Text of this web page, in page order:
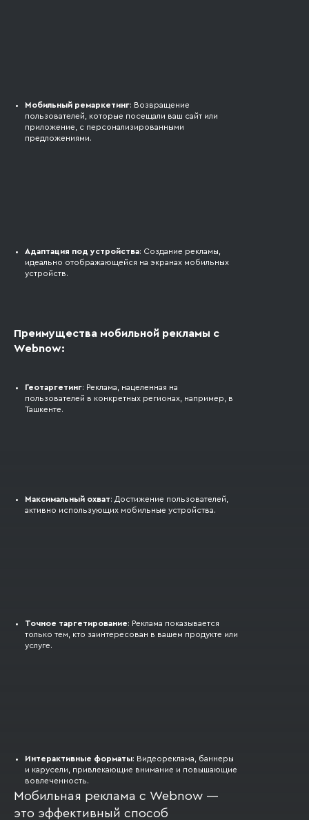
Мобильный ремаркетинг: Возвращение
пользователей, которые посещали ваш сайт или
приложение, с персонализированными
предложениями.
Адаптация под устройства: Создание рекламы,
идеально отображающейся на экранах мобильных
устройств.
Геотаргетинг: Реклама, нацеленная на
пользователей в конкретных регионах, например, в
Ташкенте.
Преимущества мобильной рекламы с
Webnow:
Максимальный охват: Достижение пользователей,
активно использующих мобильные устройства.
Точное таргетирование: Реклама показывается
только тем, кто заинтересован в вашем продукте или
услуге.
Интерактивные форматы: Видеореклама, баннеры
и карусели, привлекающие внимание и повышающие
вовлеченность.
Мобильная реклама с Webnow —
это эффективный способ